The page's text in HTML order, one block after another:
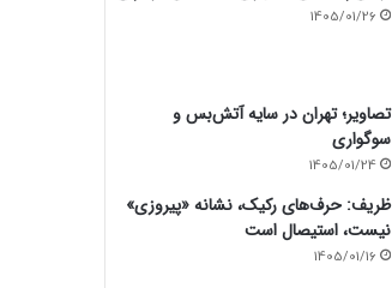
1405/01/26
تصاویر؛ تهران در سایه آتش‌بس و
سوگواری
1405/01/24
ظریف: حرف‌های رکیک، نشانه «پیروزی»
نیست، استیصال است
1405/01/16